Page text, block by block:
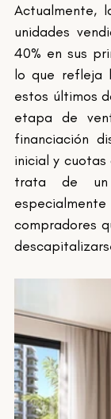
Actualmente,
unidades
40% en sus
lo que refleja
estos últimos
etapa de
financiación
inicial y
trata de un
compradores